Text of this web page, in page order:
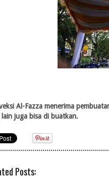
Al-Fazza menerima
juga bisa di buatkan.
Posts: